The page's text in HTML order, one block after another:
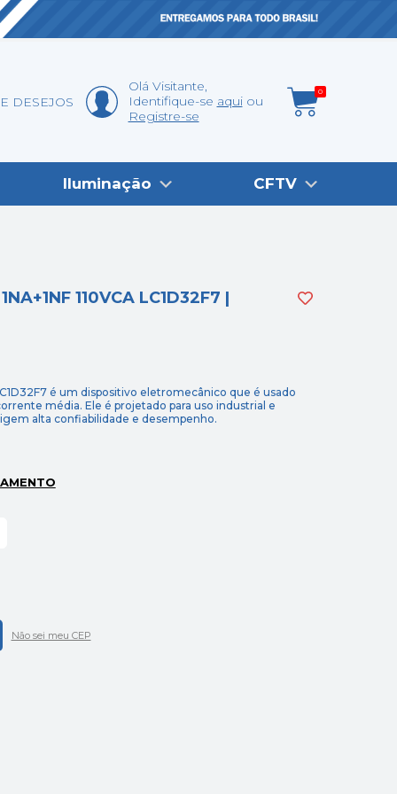
DESEJOS
Olá Visitante,
Identifique-se aqui
Registre-se
0
Iluminação CFTV
110VCA LC1D32F7 |
é um dispositivo eletromecânico que é usado
média. Ele é projetado para uso industrial e
alta confiabilidade e desempenho.